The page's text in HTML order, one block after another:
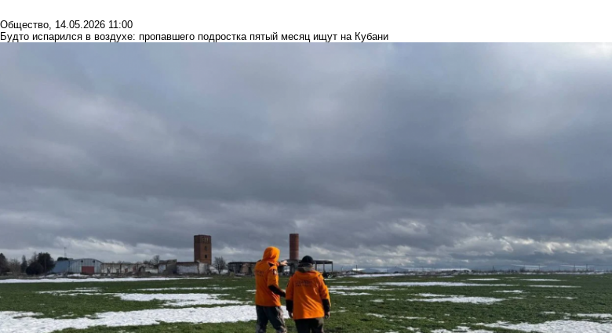
Общество, 14.05.2026 11:00
Будто испарился в воздухе: пропавшего подростка пятый месяц ищут на Кубани